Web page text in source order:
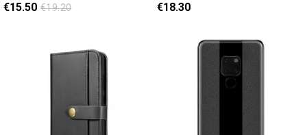
€15.50 €19.20 €18.30